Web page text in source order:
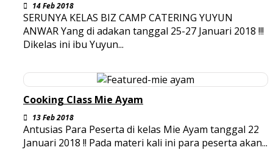
14 Feb 2018
SERUNYA KELAS BIZ CAMP CATERING YUYUN
ANWAR Yang di adakan tanggal 25-27 Januari 2018 !!!
Dikelas ini ibu Yuyun...
Cooking Class Mie Ayam
13 Feb 2018
Antusias Para Peserta di kelas Mie Ayam tanggal 22
Januari 2018 !! Pada materi kali ini para peserta akan...